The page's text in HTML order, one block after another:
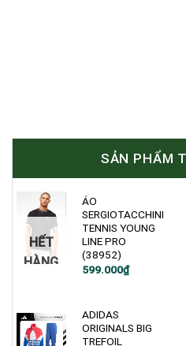
SẢN PHẨM
HẾT
HÀNG
ÁO
SERGIOTACCHINI
TENNIS YOUNG
LINE PRO
(38952)
Giá
599.000₫
Giá
599.000₫.
ADIDAS
ORIGINALS BIG
TREFOIL